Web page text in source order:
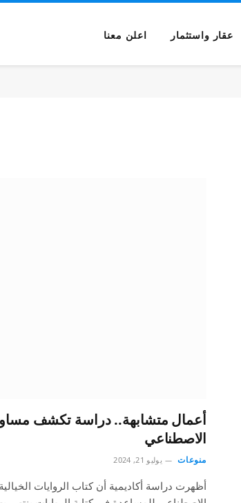
عقار واستثمار اعلن معنا
أعمال متشابهة.. دراسة تكشف مساوئ
الاصطناعي
منوعات يوليو 21, 2024
أظهرت دراسة أكاديمية أن كتاب الروايات